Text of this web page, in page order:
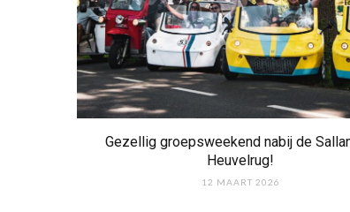
Gezellig groepsweekend nabij de
Heuvelrug!
12 MAART 2026